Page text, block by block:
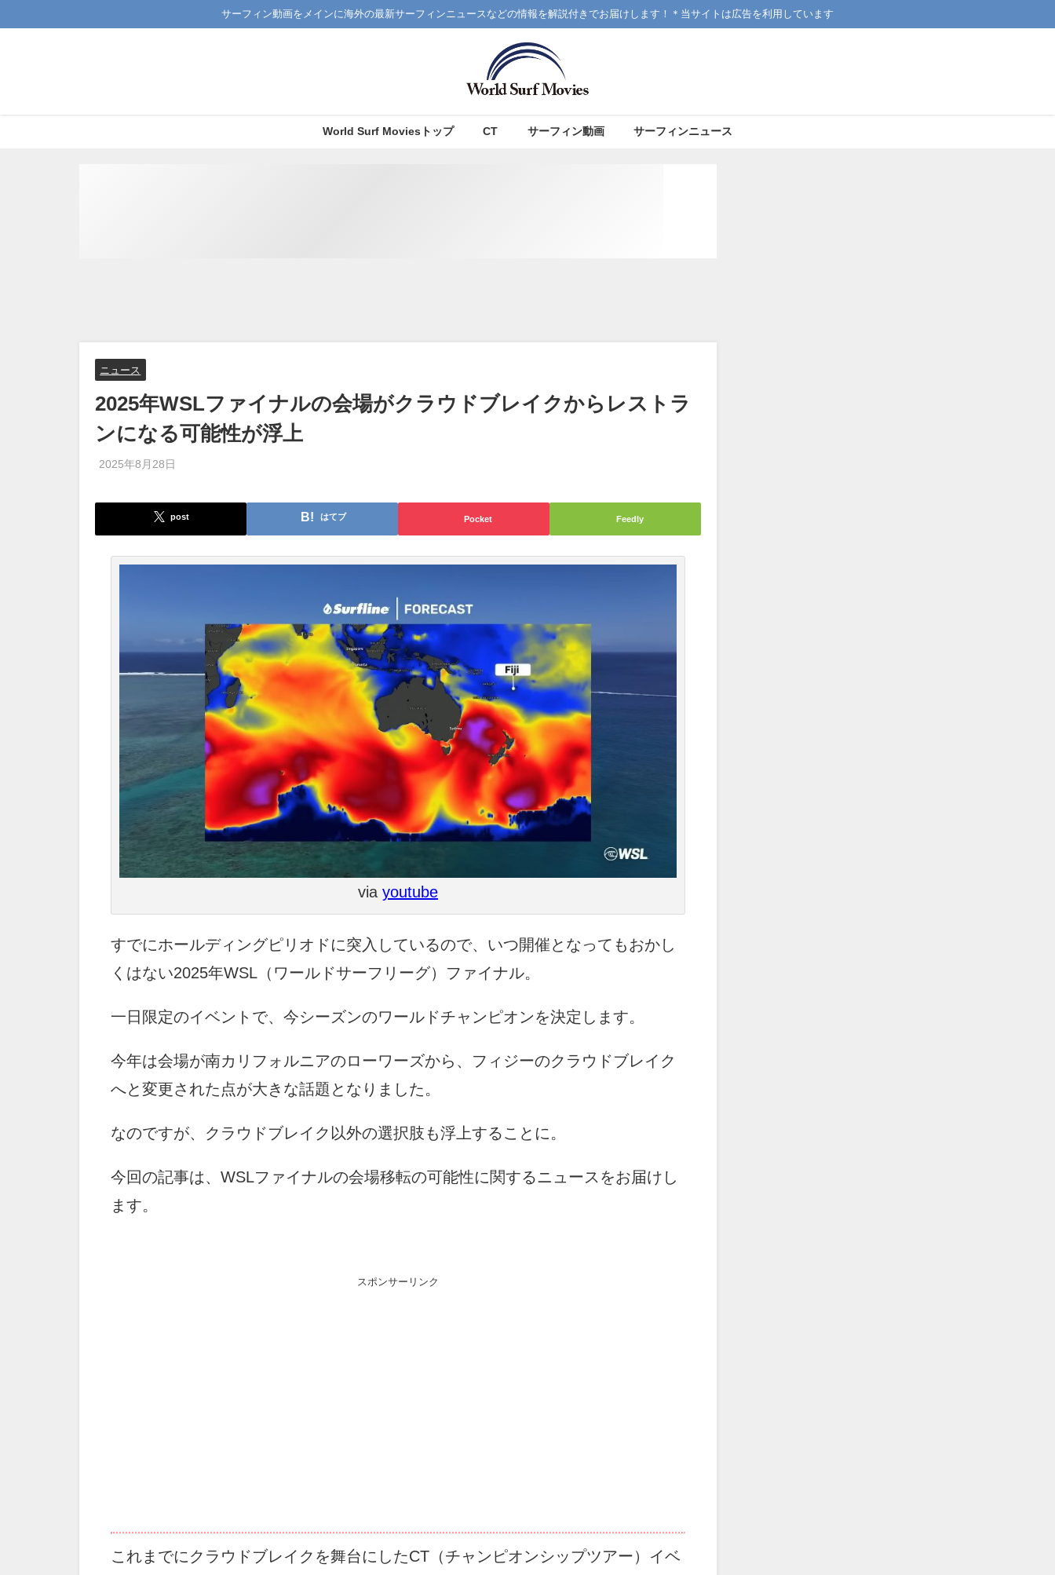
サーフィン動画をメインに海外の最新サーフィンニュースなどの情報を解説付きでお届けします！＊当サイトは広告を利用しています
World Surf Moviesトップ CT サーフィン動画 サーフィンニュース
ニュース
2025年WSLファイナルの会場がクラウドブレイクからレストラ
ンになる可能性が浮上
2025年8月28日
post はてブ Pocket Feedly
via youtube
すでにホールディングピリオドに突入しているので、いつ開催となってもおかし
くはない2025年WSL（ワールドサーフリーグ）ファイナル。
一日限定のイベントで、今シーズンのワールドチャンピオンを決定します。
今年は会場が南カリフォルニアのローワーズから、フィジーのクラウドブレイク
へと変更された点が大きな話題となりました。
なのですが、クラウドブレイク以外の選択肢も浮上することに。
今回の記事は、WSLファイナルの会場移転の可能性に関するニュースをお届けし
ます。
スポンサーリンク
これまでにクラウドブレイクを舞台にしたCT（チャンピオンシップツアー）イベ